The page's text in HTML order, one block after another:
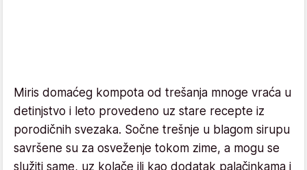
Miris domaćeg kompota od trešanja mnoge vraća u
detinjstvo i leto provedeno uz stare recepte iz
porodičnih svezaka. Sočne trešnje u blagom sirupu
savršene su za osveženje tokom zime, a mogu se
služiti same, uz kolače ili kao dodatak palačinkama i